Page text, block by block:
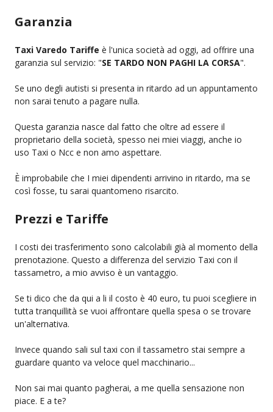
Garanzia
Taxi Varedo Tariffe è l'unica società ad oggi, ad offrire una
garanzia sul servizio: "SE TARDO NON PAGHI LA CORSA".
Se uno degli autisti si presenta in ritardo ad un appuntamento
non sarai tenuto a pagare nulla.
Questa garanzia nasce dal fatto che oltre ad essere il
proprietario della società, spesso nei miei viaggi, anche io
uso Taxi o Ncc e non amo aspettare.
È improbabile che I miei dipendenti arrivino in ritardo, ma se
così fosse, tu sarai quantomeno risarcito.
Prezzi e Tariffe
I costi dei trasferimento sono calcolabili già al momento della
prenotazione. Questo a differenza del servizio Taxi con il
tassametro, a mio avviso è un vantaggio.
Se ti dico che da qui a li il costo è 40 euro, tu puoi scegliere in
tutta tranquillità se vuoi affrontare quella spesa o se trovare
un'alternativa.
Invece quando sali sul taxi con il tassametro stai sempre a
guardare quanto va veloce quel macchinario...
Non sai mai quanto pagherai, a me quella sensazione non
piace. E a te?